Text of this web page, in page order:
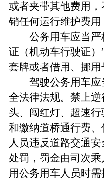
或者夹带其他费用
销任何运行维护费用
公务用车应当严
证（机动车行驶证）
套牌或者借用、挪用
驾驶公务用车应
全法律法规。禁止
头、闯红灯、超速
和缴纳道桥通行费
人员违反道路交通
处罚，罚金由司次
用公务用车人员时